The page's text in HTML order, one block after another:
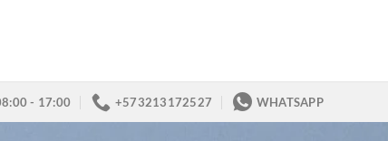
- 17:00 +573213172527 WHATSAPP